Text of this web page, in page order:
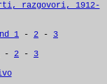
razgovori, 1912-
1 - 2 - 3
- 2 - 3